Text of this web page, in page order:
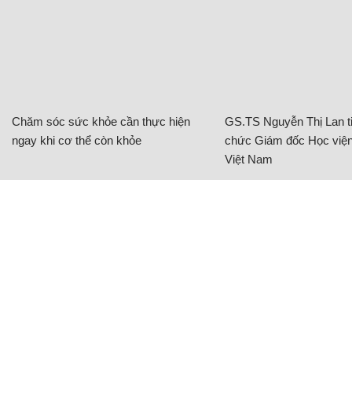
Chăm sóc sức khỏe cần thực hiện
ngay khi cơ thể còn khỏe
GS.TS Nguyễn Thị Lan
chức Giám đốc Học
Việt Nam